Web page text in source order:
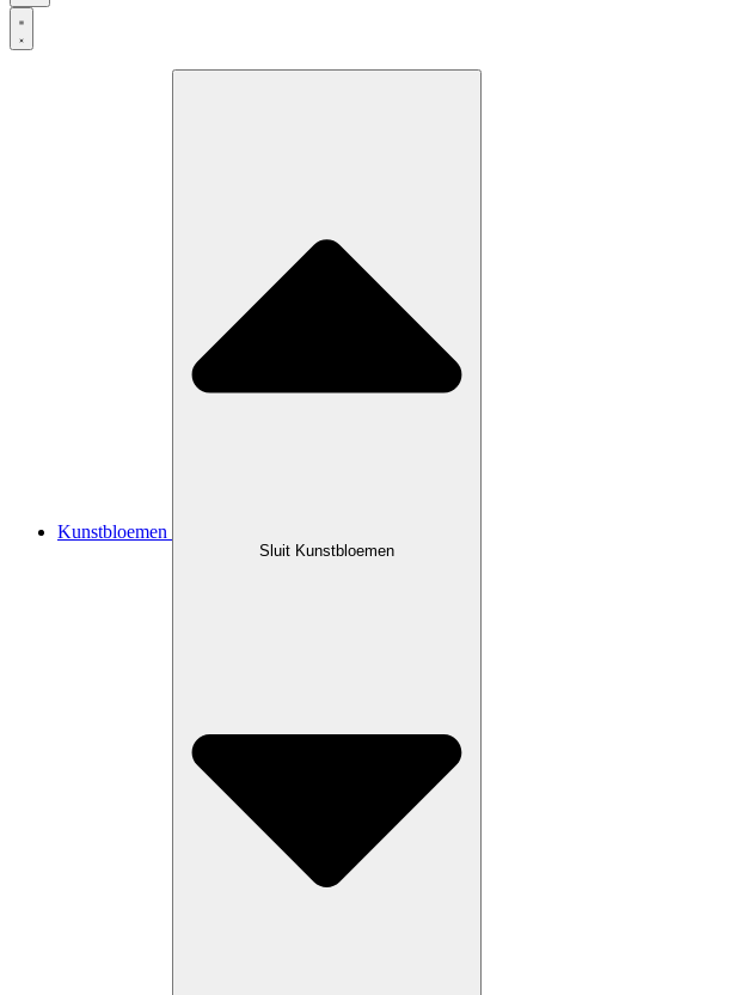
Kunstbloemen
Sluit Kunstbloemen